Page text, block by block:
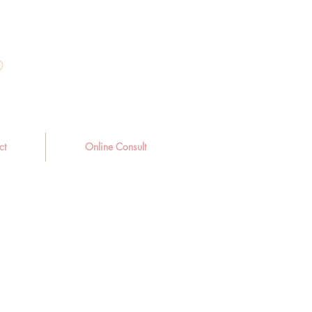
Online Consult